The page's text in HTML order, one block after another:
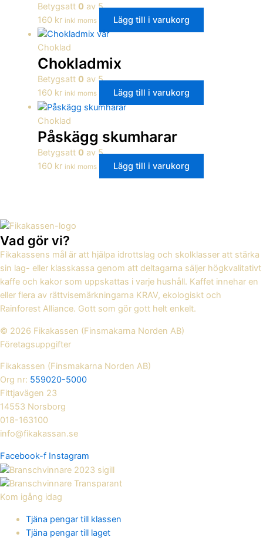
Betygsatt 0av 5
160 kr inkl moms Lägg till i varukorg
Choklad
Chokladmix
Betygsatt 0av 5
160 kr inkl moms Lägg till i varukorg
Choklad
Påskägg skumharar
Betygsatt 0av 5
160 kr inkl moms Lägg till i varukorg
Vad gör vi?
Fikakassens mål är att hjälpa idrottslag och skolklasser att stärka
sin lag- eller klasskassa genom att deltagarna säljer högkvalitativt
kaffe och kakor som uppskattas i varje hushåll. Kaffet innehar en
eller flera av rättvisemärkningarna KRAV, ekologiskt och
Rainforest Alliance. Gott som gör gott helt enkelt.
© 2026 Fikakassen (Finsmakarna Norden AB)
Företagsuppgifter
Fikakassen (Finsmakarna Norden AB)
Org nr: 559020-5000
Fittjavägen 23
14553 Norsborg
018-163100
info@fikakassan.se
Facebook-f Instagram
Kom igång idag
Tjäna pengar till klassen
Tjäna pengar till laget